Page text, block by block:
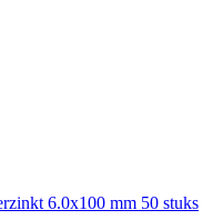
6.0x100 mm 50 stuks